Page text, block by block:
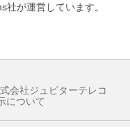
社が運営しています。
会社ジュピターテレコ
について